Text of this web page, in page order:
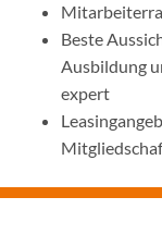
Beste
Ausbildung
expert